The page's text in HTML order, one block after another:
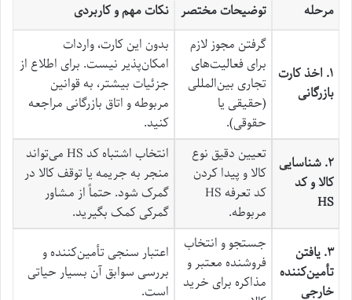
مرحله توضیحات مختصر نکات مهم و کاربردی
۱. اخذ کارت
بازرگانی
گرفتن مجوز لازم
برای فعالیت‌های
تجاری بین‌المللی
(حقیقی یا
حقوقی).
بدون این کارت، واردات
امکان‌پذیر نیست. برای اطلاع از
جزئیات بیشتر، به قوانین
مربوطه و اتاق بازرگانی مراجعه
کنید.
۲. شناسایی
کالا و کد
HS
تعیین دقیق نوع
کالا و پیدا کردن
کد تعرفه HS
مربوطه.
انتخاب اشتباه کد HS می‌تواند
منجر به جریمه یا توقف کالا در
گمرک شود. حتماً از مشاور
گمرکی کمک بگیرید.
۳. یافتن
تأمین‌کننده
خارجی
جستجو و انتخاب
فروشنده معتبر و
مذاکره برای خرید
اعتبار سنجی تأمین‌کننده و
بررسی سوابق آن بسیار حیاتی
است.